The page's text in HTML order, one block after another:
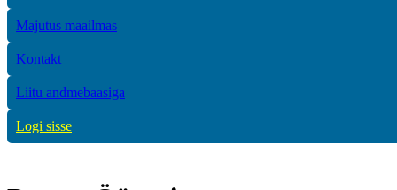
Majutus maailmas
Kontakt
Liitu andmebaasiga
Logi sisse